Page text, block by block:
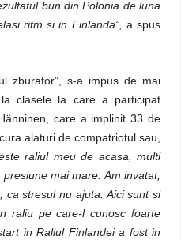
bun din Polonia de luna
ritm si in Finlanda”, a spus
zburator”, s-a impus de mai
clasele la care a participat
care a implinit 33 de
alaturi de compatriotul sau,
raliul meu de acasa, multi
mai mare. Am invatat,
ca stresul nu ajuta. Aici sunt si
raliu pe care-l cunosc foarte
in Raliul Finlandei a fost in